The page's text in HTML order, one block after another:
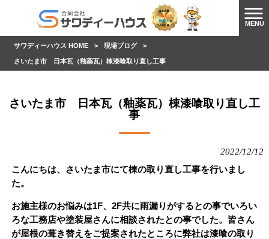
MENU
サワディーハウス HOME > 現場ブログ >
さいたま市 日本瓦（釉薬瓦）棟漆喰取り直し工事
さいたま市 日本瓦（釉薬瓦）棟漆喰取り直し工
事
2022/12/12
こんにちは、さいたま市にて棟の取り直し工事を行いまし
た。
お施主様のお悩みは1F、2F共に雨漏りがするとの事でいろい
ろな工務店や塗装屋さんに相談されたとの事でした。皆さん
が屋根の葺き替えをご提案されたところに弊社は漆喰の取り